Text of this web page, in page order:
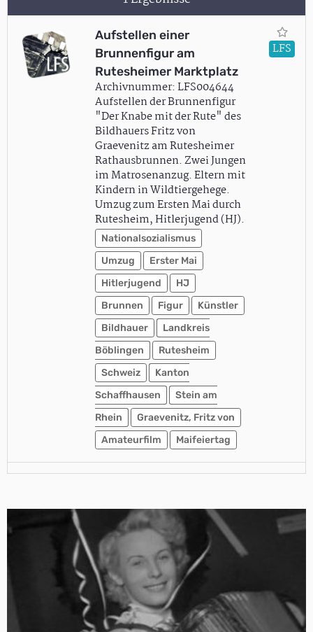
Aufstellen einer
Brunnenfigur am
Rutesheimer Marktplatz
Archivnummer: LFS004644
Aufstellen der Brunnenfigur
"Der Knabe mit der Rute" des
Bildhauers Fritz von
Graevenitz am Rutesheimer
Rathausbrunnen. Zwei Jungen
im Matrosenanzug. Eltern mit
Kindern in Wildtiergehege.
Umzug zum Ersten Mai durch
Rutesheim, Hitlerjugend (HJ).
Nationalsozialismus
Umzug
Erster Mai
Hitlerjugend
HJ
Brunnen
Figur
Künstler
Bildhauer
Landkreis
Böblingen
Rutesheim
Schweiz
Kanton
Schaffhausen
Stein am
Rhein
Graevenitz, Fritz von
Amateurfilm
Maifeiertag
LFS